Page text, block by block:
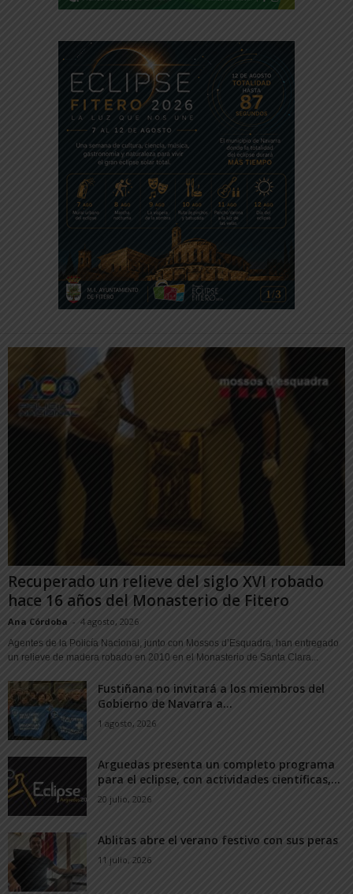
Recuperado un relieve del siglo XVI robado
hace 16 años del Monasterio de Fitero
Ana Córdoba - 4 agosto, 2026
Agentes de la Policía Nacional, junto con Mossos d’Esquadra, han entregado
un relieve de madera robado en 2010 en el Monasterio de Santa Clara...
Fustiñana no invitará a los miembros del
Gobierno de Navarra a...
1 agosto, 2026
Arguedas presenta un completo programa
para el eclipse, con actividades científicas,...
20 julio, 2026
Ablitas abre el verano festivo con sus peras
11 julio, 2026